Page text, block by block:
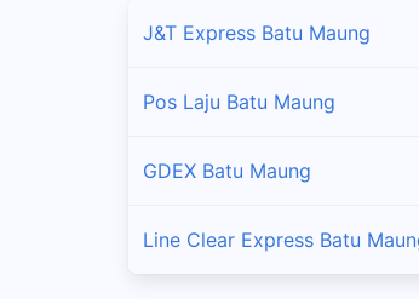
J&T Express Batu Maung
Pos Laju Batu Maung
GDEX Batu Maung
Line Clear Express Batu